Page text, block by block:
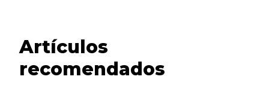
Artículos
recomendados